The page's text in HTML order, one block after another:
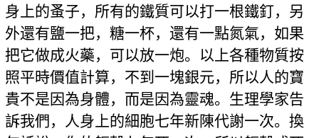
身上的蚤子，所有的鐵質可以打一根鐵釘，另
外還有鹽一把，糖一杯，還有一點氮氣，如果
把它做成火藥，可以放一炮。以上各種物質按
照平時價值計算，不到一塊銀元，所以人的寶
貴不是因為身體，而是因為靈魂。生理學家告
訴我們，人身上的細胞七年新陳代謝一次。換